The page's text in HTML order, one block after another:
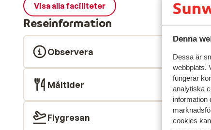
Denna
Dessa är
webbplats.
fungerar
analytiska
information
cookies
Visa alla faciliteter
Reseinformation
Observera
Måltider
Flygresan